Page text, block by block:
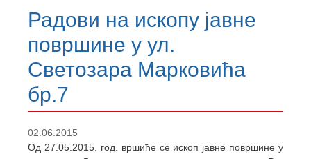
Радови на ископу јавне
површине у ул.
Светозара Марковића
бр.7
02.06.2015
Од 27.05.2015. год. вршиће се ископ јавне површине у